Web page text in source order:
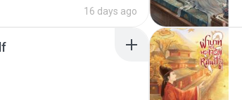
16 days ago